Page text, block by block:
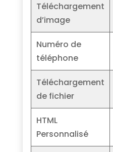
Téléchargement
d’image
Numéro de
téléphone
Téléchargement
de fichier
HTML
Personnalisé